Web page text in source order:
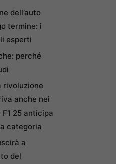
dell’auto
termine: i
esperti
perché
rivoluzione
anche nei
25 anticipa
categoria
a
del